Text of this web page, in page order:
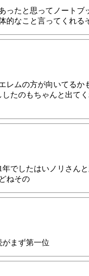
たと思ってノートブ
的なこと言ってくれる
ムの方が向いてるか
たのもちゃんと出て
でしたはいノリさん
ねその
まず第一位